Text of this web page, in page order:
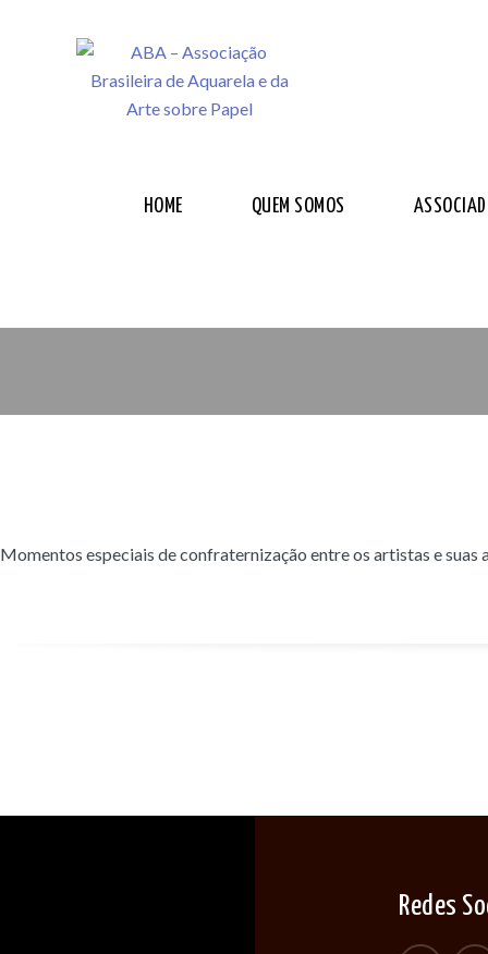
HOME QUEM SOMOS
Momentos especiais de confraternização entre os artistas e suas
Redes